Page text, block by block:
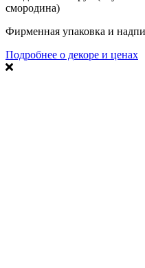
смородина)
Фирменная упаковка и
Подробнее о декоре и ценах